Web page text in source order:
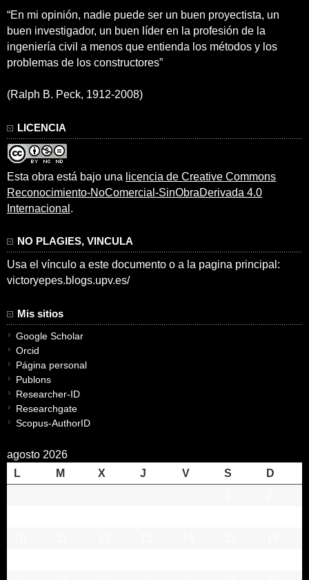
“En mi opinión, nadie puede ser un buen proyectista, un
buen investigador, un buen líder en la profesión de la
ingeniería civil a menos que entienda los métodos y los
problemas de los constructores”
(Ralph B. Peck, 1912-2008)
LICENCIA
Esta obra está bajo una licencia de Creative Commons
Reconocimiento-NoComercial-SinObraDerivada 4.0
Internacional .
NO PLAGIES, VINCULA
Usa el vínculo a este documento o a la pagina principal:
victoryepes.blogs.upv.es/
Mis sitios
Google Scholar
Orcid
Página personal
Publons
Researcher-ID
Researchgate
Scopus-AuthorID
agosto 2026
L
M X J V S
D